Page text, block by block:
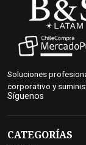
Soluciones
corporativo y
Síguenos
CATEGORÍAS